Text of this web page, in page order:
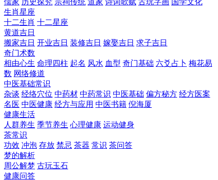
儒家 历史探究 宗祠传统 道家 诗词歌赋 古玩字画 国学文化
生肖星座
十二生肖 十二星座
黄道吉日
搬家吉日 开业吉日 装修吉日 嫁娶吉日 求子吉日
奇门术数
相由心生 命理四柱 起名 风水 血型 奇门基础 六爻占卜 梅花易
数 网络修道
中医基础常识
杂谈 经络穴位 中药材 中药常识 中医基础 偏方秘方 经方医案
名医 中医健康 经方与应用 中医书籍 倪海厦
健康生活
人群养生 季节养生 心理健康 运动健身
茶常识
功效 冲泡 存放 禁忌 茶器 常识 茶问答
梦的解析
周公解梦 古玩玉石
健康问答